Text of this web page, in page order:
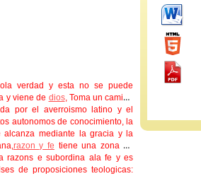
verdad y esta no se puede
y viene de dios, Toma un camino
por el averroismo latino y el
autonomos de conocimiento, la
mediante la gracia y la
razon y fe tiene una zona de
razons e subordina ala fe y es
de proposiciones teologicas: